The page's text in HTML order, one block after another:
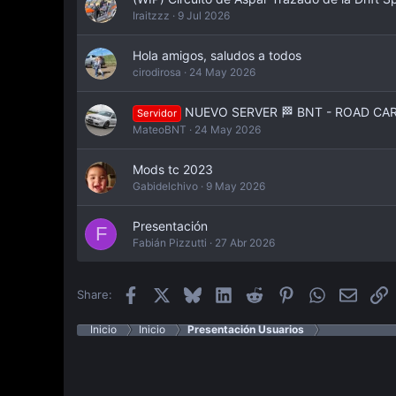
Iraitzzz 9 Jul 2026
Hola amigos, saludos a todos
cirodirosa 24 May 2026
Servidor NUEVO SERVER 🏁 BNT - ROAD
MateoBNT 24 May 2026
Mods tc 2023
Gabidelchivo 9 May 2026
F Presentación
Fabián Pizzutti 27 Abr 2026
Share: Facebook Bluesky LinkedInReddit PinterestWhatsApp
Email
Inicio Inicio Presentación Usuarios